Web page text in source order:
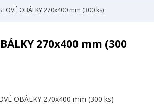
OBÁLKY 270x400 mm (300 ks)
270x400 mm (300